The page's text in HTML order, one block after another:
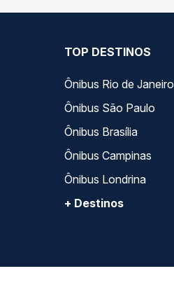
TOP DESTINOS
Ônibus Rio de Janeiro
Ônibus São Paulo
Ônibus Brasília
Ônibus Campinas
Ônibus Londrina
+ Destinos